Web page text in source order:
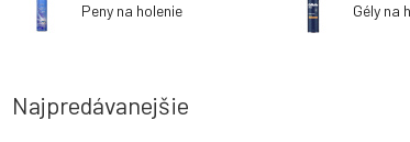
Peny na holenie Gély na
Najpredávanejšie